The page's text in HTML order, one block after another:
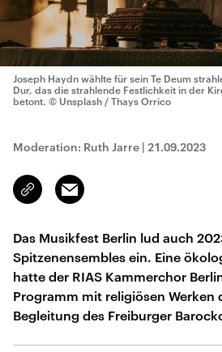
Joseph Haydn wählte für sein Te Deum
Dur, das die strahlende Festlichkeit in der
betont. © Unsplash / Thays Orrico
Moderation: Ruth Jarre | 21.09.2023
Link
kopieren/teilen
Email
Das Musikfest Berlin lud auch
Spitzenensembles ein. Eine
hatte der RIAS Kammerchor
Programm mit religiösen Werken
Begleitung des Freiburger